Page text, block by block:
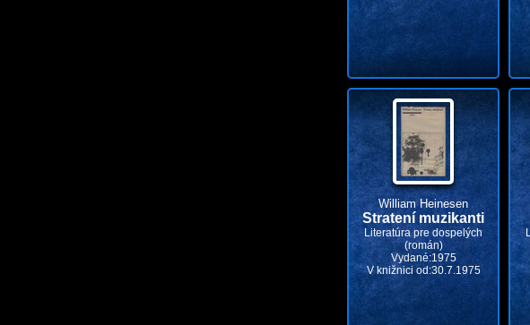
William Heinesen
Stratení muzikanti
Literatúra pre dospelých
(román)
Vydané:1975
V knižnici od:30.7.1975